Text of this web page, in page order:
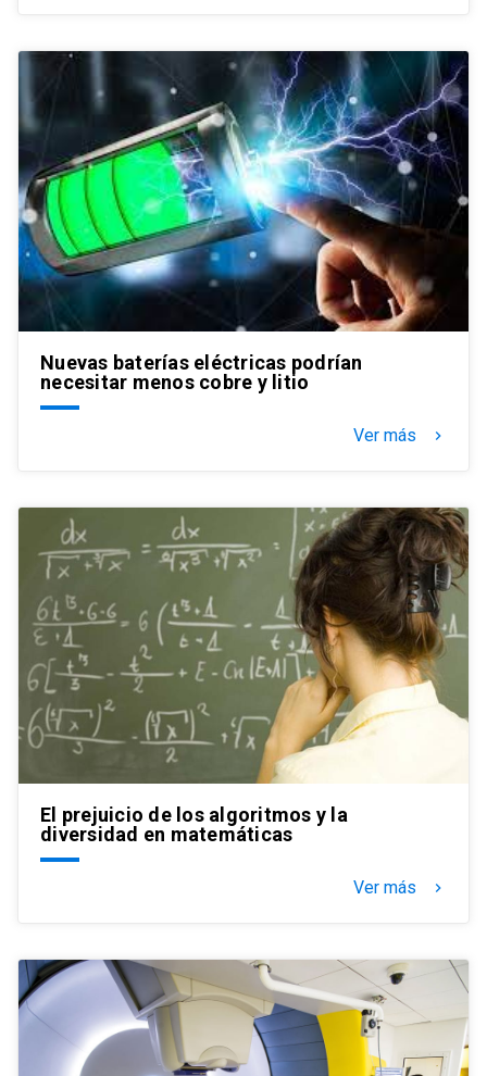
Nuevas baterías eléctricas podrían
necesitar menos cobre y litio
Ver más keyboard_arrow_right
El prejuicio de los algoritmos y la
diversidad en matemáticas
Ver más keyboard_arrow_right